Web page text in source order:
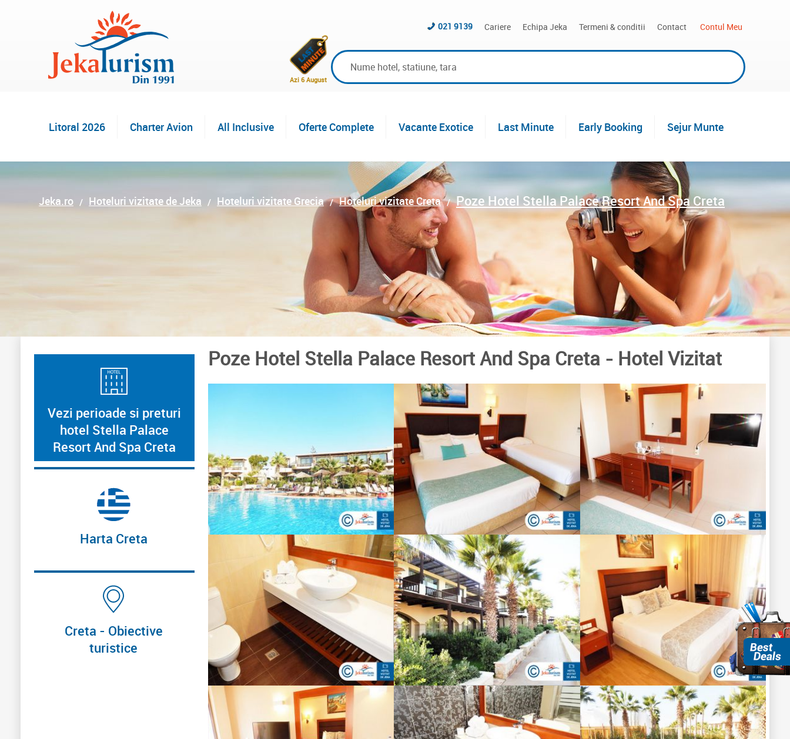
Cariere Echipa Jeka Termeni & conditii Contact Contul Meu
021 9139
Azi 6 August
Litoral 2026 Charter Avion All Inclusive Oferte Complete Vacante Exotice Last Minute Early Booking Sejur Munte
Jeka.ro Hoteluri vizitate de Jeka Hoteluri vizitate Grecia Hoteluri vizitate Creta Poze Hotel Stella Palace Resort And Spa Creta
Poze Hotel Stella Palace Resort And Spa Creta - Hotel Vizitat
Vezi perioade si preturi
hotel Stella Palace
Resort And Spa Creta
Harta Creta
Creta - Obiective
turistice